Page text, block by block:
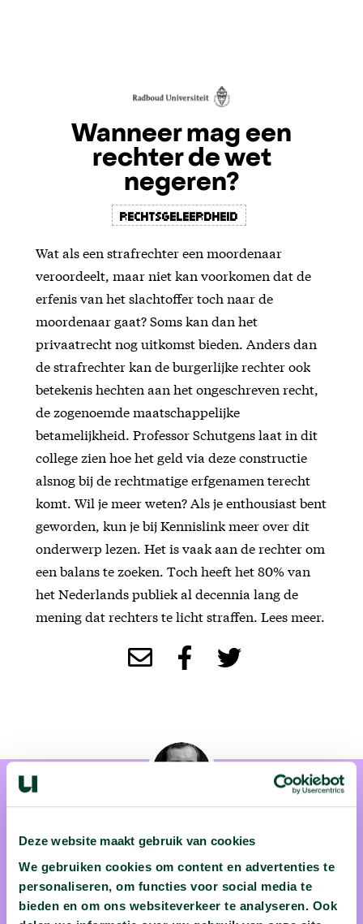
Deze website maakt gebruik van cookies
We gebruiken cookies om content en advertenties te
personaliseren, om functies voor social media te
bieden en om ons websiteverkeer te analyseren. Ook
Wanneer mag een
rechter de wet
negeren?
Rechtsgeleerdheid
Wat als een strafrechter een moordenaar
veroordeelt, maar niet kan voorkomen dat de
erfenis van het slachtoffer toch naar de
moordenaar gaat? Soms kan dan het
privaatrecht nog uitkomst bieden. Anders dan
de strafrechter kan de burgerlijke rechter ook
betekenis hechten aan het ongeschreven recht,
de zogenoemde maatschappelijke
betamelijkheid. Professor Schutgens laat in dit
college zien hoe het geld via deze constructie
alsnog bij de rechtmatige erfgenamen terecht
komt. Wil je meer weten? Als je enthousiast bent
geworden, kun je bij Kennislink meer over dit
onderwerp lezen. Het is vaak aan de rechter om
een balans te zoeken. Toch heeft het 80% van
het Nederlands publiek al decennia lang de
mening dat rechters te licht straffen. Lees meer.
prof. mr. Roel Schutgens
Roel Schutgens is als hoogleraar Algemene